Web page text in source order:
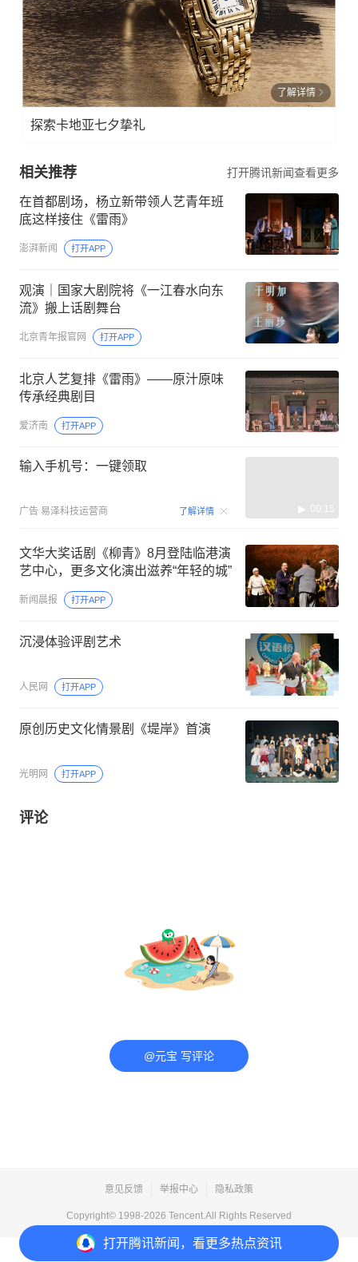
打开腾讯新闻，看更多热点资讯
了解详情
探索卡地亚七夕挚礼
相关推荐 打开腾讯新闻查看更多
在首都剧场，杨立新带领人艺青年班
底这样接住《雷雨》
澎湃新闻 打开APP
观演｜国家大剧院将《一江春水向东
流》搬上话剧舞台
北京青年报官网 打开APP
北京人艺复排《雷雨》——原汁原味
传承经典剧目
爱济南 打开APP
输入手机号：一键领取
广告 易泽科技运营商 了解详情 00:15
文华大奖话剧《柳青》8月登陆临港演
艺中心，更多文化演出滋养“年轻的城”
新闻晨报 打开APP
沉浸体验评剧艺术
人民网 打开APP
原创历史文化情景剧《堤岸》首演
光明网 打开APP
评论
@元宝 写评论
意见反馈 举报中心 隐私政策
Copyright© 1998-2026 Tencent.All Rights Reserved